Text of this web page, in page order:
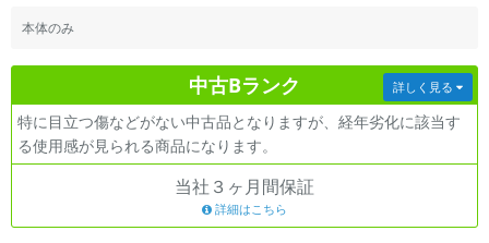
本体のみ
中古Bランク
特に目立つ傷などがない中古品となりますが、経年劣化に該当す
る使用感が見られる商品になります。
詳しく見る
当社３ヶ月間保証
詳細はこちら
ランク
CPU
CPUの絞り込み